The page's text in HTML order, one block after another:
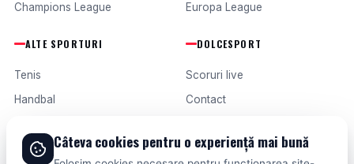
Champions League
Europa League
ALTE SPORTURI
Tenis
Handbal
Formula 1
DOLCESPORT
Scoruri live
Contact
Termeni și condiții
Câteva cookies pentru o experiență mai bună